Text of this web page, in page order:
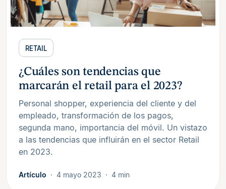
RETAIL
¿Cuáles son tendencias que
marcarán el retail para el 2023?
Personal shopper, experiencia del cliente y del
empleado, transformación de los pagos,
segunda mano, importancia del móvil. Un vistazo
a las tendencias que influirán en el sector Retail
en 2023.
Artículo 4 mayo 2023 4 min